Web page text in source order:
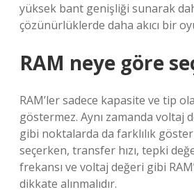
yüksek bant genişliği sunarak
çözünürlüklerde daha akıcı bir
RAM neye göre
RAM’ler sadece kapasite ve tip
göstermez. Aynı zamanda voltaj
gibi noktalarda da farklılık
seçerken, transfer hızı, tepki
frekansı ve voltaj değeri gibi
dikkate alınmalıdır.